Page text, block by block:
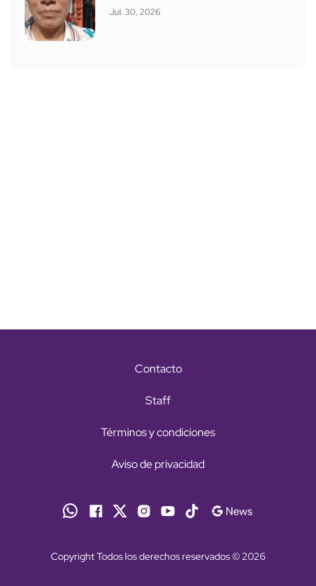
Jul. 30, 2026
Contacto
Staff
Términos y condiciones
Aviso de privacidad
Copyright Todos los derechos reservados © 2026